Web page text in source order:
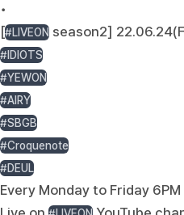
•
[#LIVEON season2]
#IDIOTS
#YEWON
#AIRY
#SBGB
#Croquenote
#DEUL
Every Monday to Friday 6PM